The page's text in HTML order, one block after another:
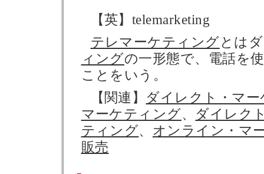
【英】telemarketing
テレマーケティング とは
ィングの一形態で、電話を
ことをいう。
【関連】 ダイレクト・マ
マーケティング、 ダイレク
ティング、 オンライン・マ
販売